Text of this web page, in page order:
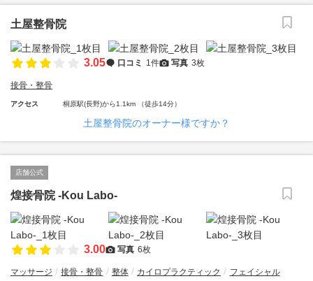
土屋整骨院
3.05 口コミ 1件 写真 3枚
接骨・整骨
アクセス 桐原駅(長野)から1.1km （徒歩14分）
土屋整骨院のオーナー様ですか？
店舗公式
煌接骨院 -Kou Labo-
3.00 写真 6枚
マッサージ 接骨・整骨 整体 カイロプラクティック フェイシャル